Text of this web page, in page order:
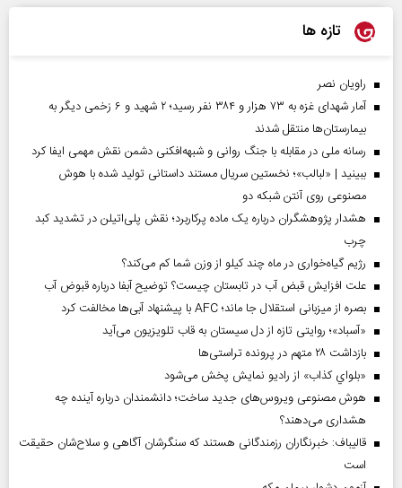
تازه ها
راویان نصر
آمار شهدای غزه به ۷۳ هزار و ۳۸۴ نفر رسید؛ ۲ شهید و ۶ زخمی دیگر به
بیمارستان‌ها منتقل شدند
رسانه ملی در مقابله با جنگ روانی و شبهه‌افکنی دشمن نقش مهمی ایفا کرد
ببینید | «لبالب»؛ نخستین سریال مستند داستانی تولید شده با هوش
مصنوعی روی آنتن شبکه دو
هشدار پژوهشگران درباره یک ماده پرکاربرد؛ نقش پلی‌اتیلن در تشدید کبد
چرب
رژیم گیاه‌خواری در ماه چند کیلو از وزن شما کم می‌کند؟
علت افزایش قبض آب در تابستان چیست؟ توضیح آبفا درباره قبوض آب
بصره از میزبانی استقلال جا ماند؛ AFC با پیشنهاد آبی‌ها مخالفت کرد
«آسباد»؛ روایتی تازه از دل سیستان به قاب تلویزیون می‌آید
بازداشت ۲۸ متهم در پرونده تراستی‌ها
«بلواي کذاب» از رادیو نمایش پخش می‌شود
هوش مصنوعی ویروس‌های جدید ساخت؛ دانشمندان درباره آینده چه
هشداری می‌دهند؟
قالیباف: خبرنگاران رزمندگانی هستند که سنگرشان آگاهی و سلاح‌شان حقیقت
است